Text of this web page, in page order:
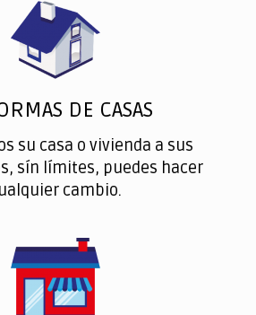
DE CASAS
su casa o vivienda a sus
sín límites, puedes hacer
cambio.